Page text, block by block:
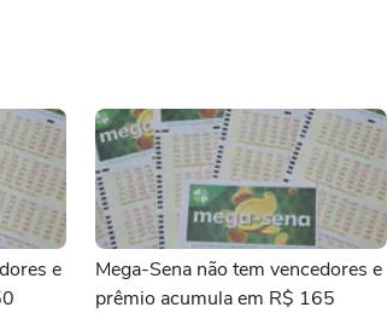
e
Mega-Sena não tem vencedores e
prêmio acumula em R$ 165